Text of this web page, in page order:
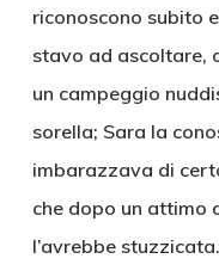
riconoscono subito
stavo ad ascoltare,
un campeggio
sorella; Sara la
imbarazzava di
che dopo un attimo
l’avrebbe